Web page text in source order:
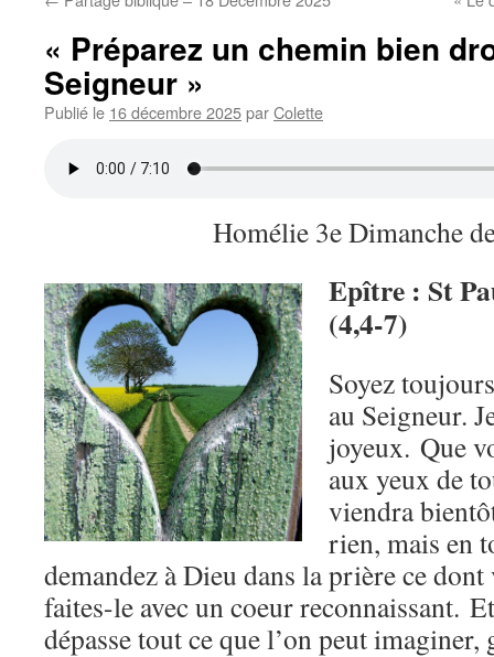
« Préparez un chemin bien
Seigneur »
Publié le 16 décembre 2025parColette
Homélie 3e Dimanche
Epître : St
(4,4-7)
Soyez
au Seigneur.
joyeux. Que
aux yeux de
viendra
rien, mais en
demandez à Dieu dans la prière ce dont
faites-le avec un coeur reconnaissant.
dépasse tout ce que l’on peut imaginer,